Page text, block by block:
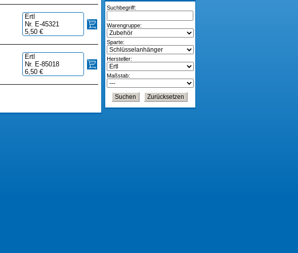
Suchbegriff:
Warengruppe:
Sparte:
Hersteller:
Maßstab:
Ertl
Nr. E-45321
5,50 €
Ertl
Nr. E-85018
6,50 €